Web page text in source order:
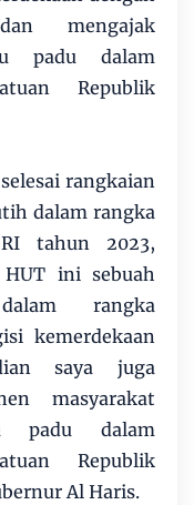
mengajak
padu dalam
Republik
rangkaian
dalam rangka
tahun 2023,
ini sebuah
rangka
kemerdekaan
saya juga
masyarakat
padu dalam
Republik
Al Haris.